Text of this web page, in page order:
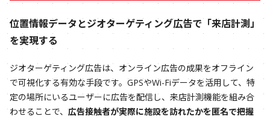
位置情報データとジオターゲティング広告で「来店計測」
を実現する
ジオターゲティング広告は、オンライン広告の成果をオフライン
で可視化する有効な手段です。GPSやWi-Fiデータを活用して、特
定の場所にいるユーザーに広告を配信し、来店計測機能を組み合
わせることで、広告接触者が実際に施設を訪れたかを匿名で把握